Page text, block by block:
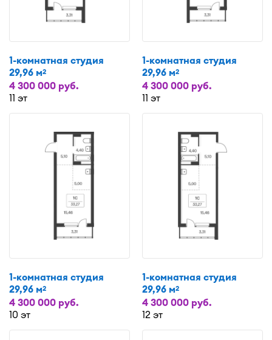
1-комнатная студия
29,96 м2
4 300 000 руб.
11 эт
1-комнатная студия
29,96 м2
4 300 000 руб.
11 эт
1-комнатная студия
29,96 м2
4 300 000 руб.
10 эт
1-комнатная студия
29,96 м2
4 300 000 руб.
12 эт